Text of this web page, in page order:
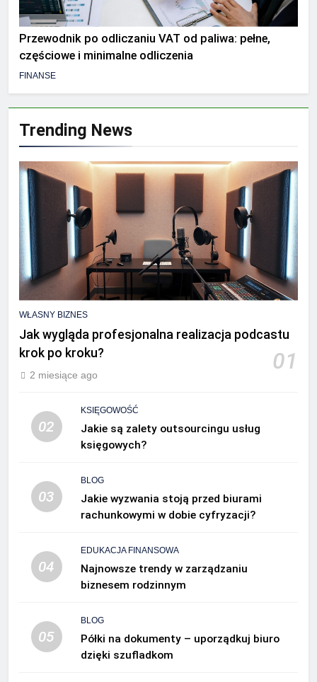
Przewodnik po odliczaniu VAT od paliwa: pełne,
częściowe i minimalne odliczenia
FINANSE
Trending News
WŁASNY BIZNES
Jak wygląda profesjonalna realizacja podcastu
krok po kroku?
01
2 miesiące ago
02
KSIĘGOWOŚĆ
Jakie są zalety outsourcingu usług
księgowych?
03
BLOG
Jakie wyzwania stoją przed biurami
rachunkowymi w dobie cyfryzacji?
04
EDUKACJA FINANSOWA
Najnowsze trendy w zarządzaniu
biznesem rodzinnym
05
BLOG
Półki na dokumenty – uporządkuj biuro
dzięki szufladkom